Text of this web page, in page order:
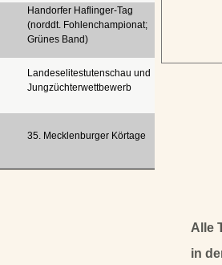
Alle
in
Handorfer Haflinger-Tag
(norddt. Fohlenchampionat;
Grünes Band)
Landeselitestutenschau und
Jungzüchterwettbewerb
35. Mecklenburger Körtage